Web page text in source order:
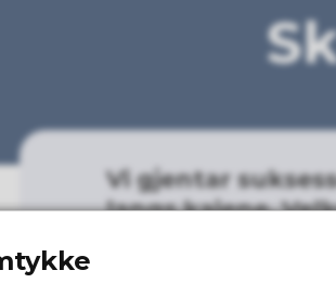
Vi gjentar
langs kaiene.